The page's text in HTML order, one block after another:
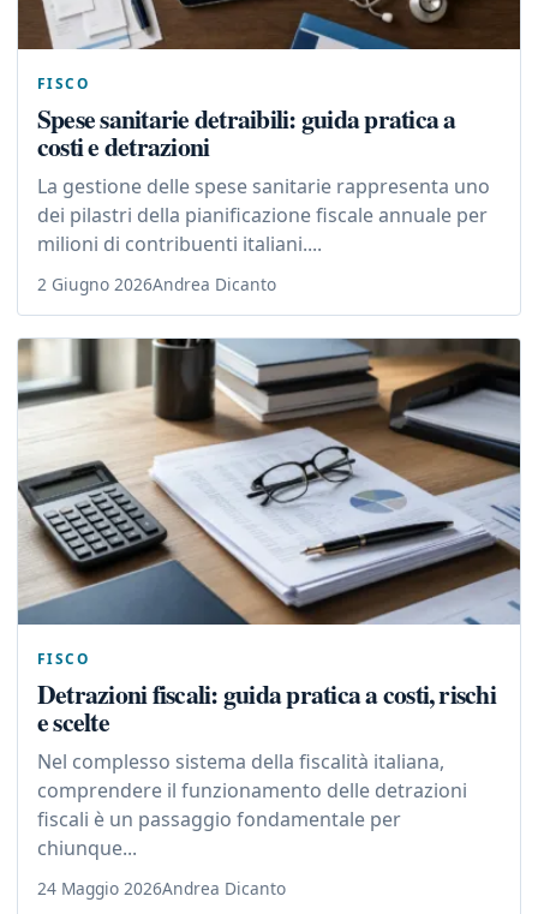
FISCO
Spese sanitarie detraibili: guida pratica a
costi e detrazioni
La gestione delle spese sanitarie rappresenta uno
dei pilastri della pianificazione fiscale annuale per
milioni di contribuenti italiani....
2 Giugno 2026Andrea Dicanto
FISCO
Detrazioni fiscali: guida pratica a costi, rischi
e scelte
Nel complesso sistema della fiscalità italiana,
comprendere il funzionamento delle detrazioni
fiscali è un passaggio fondamentale per
chiunque...
24 Maggio 2026Andrea Dicanto